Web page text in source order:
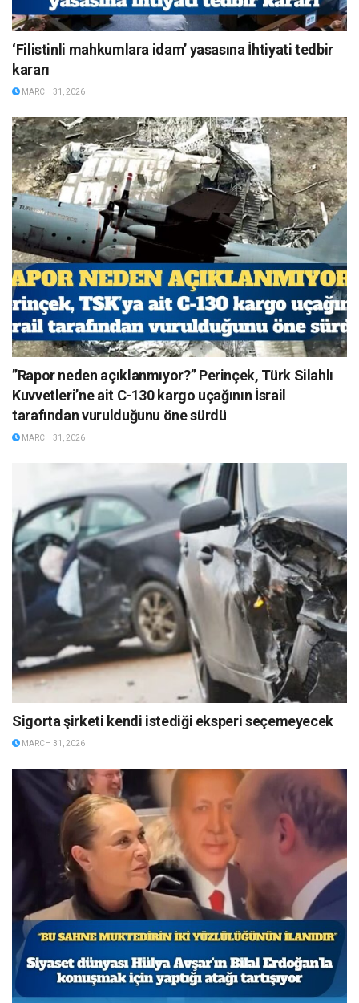
‘Filistinli mahkumlara idam’ yasasına İhtiyati tedbir
kararı
MARCH 31, 2026
”Rapor neden açıklanmıyor?” Perinçek, Türk Silahlı
Kuvvetleri’ne ait C-130 kargo uçağının İsrail
tarafından vurulduğunu öne sürdü
MARCH 31, 2026
Sigorta şirketi kendi istediği eksperi seçemeyecek
MARCH 31, 2026